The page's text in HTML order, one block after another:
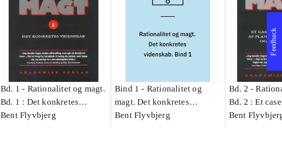
Bd. 1 - Rationalitet og magt.
Bd. 1 : Det konkretes
videnskab
Bent Flyvbjerg
Bind 1 - Rationalitet og
magt. Det konkretes
videnskab. Bind 1
Bent Flyvbjerg
Bd. 2 -
Bd. 2 : Et
studie af
Bent
Feedback